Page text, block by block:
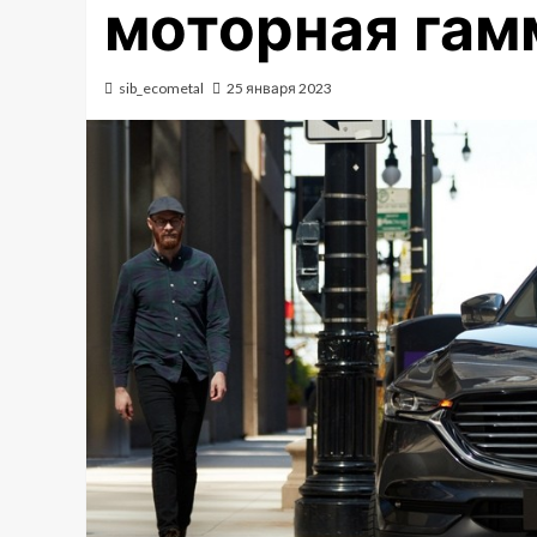
моторная
sib_ecometal 25 января 2023